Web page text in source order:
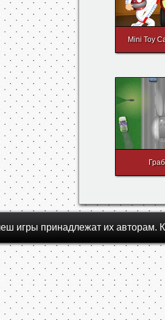
Mini Toy
игры принадлежат их